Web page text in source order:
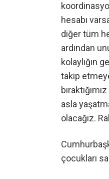
hesabı
diğer tüm
ardından
kolaylığın
takip
asla
olacağız.
çocukları